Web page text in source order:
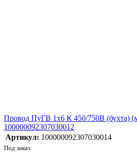
Провод ПуГВ 1х6 К 450/750В (бухта)
100000092307030012
Артикул: 100000092307030014
Под заказ